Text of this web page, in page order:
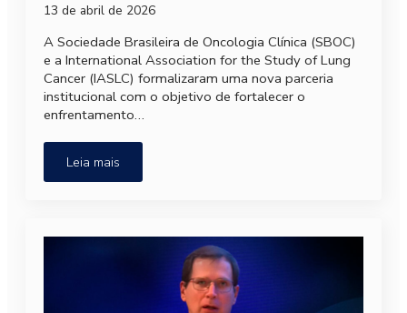
13 de abril de 2026
A Sociedade Brasileira de Oncologia Clínica (SBOC)
e a International Association for the Study of Lung
Cancer (IASLC) formalizaram uma nova parceria
institucional com o objetivo de fortalecer o
enfrentamento…
Leia mais